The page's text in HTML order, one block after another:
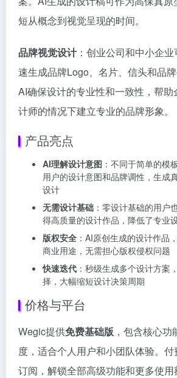
短从概念到视觉呈现的时间。
品牌视觉设计：创业公司和中小企
速生成品牌Logo、名片、信头和品牌
AI确保设计的专业性和一致性，帮
计师的情况下建立专业的品牌形象。
产品亮点
AI理解设计意图 ：不同于简单的模
用户的设计意图和品牌调性，生成
设计
无需设计基础 ：零设计基础的用户
得高质量的设计作品，降低了专业
版权安全 ：AI原创生成的设计作品
商业用途，无需担心版权侵权问题
快速迭代 ：秒级生成多个设计方案
择，大幅缩短设计决策周期
价格与平台
Wegic提供免费基础版 ，包含核心
度，适合个人用户和小团队体验。
订阅，解锁全部高级功能和更多使